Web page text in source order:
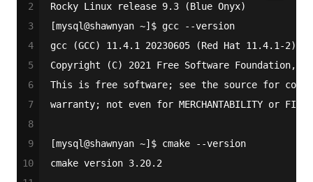
2
3
4
5
6
7
8
9
10
Rocky Linux release 9.3 (Blue Onyx)
[mysql@shawnyan ~]$ gcc --version
gcc (GCC) 11.4.1 20230605 (Red Hat 11.4.1-2)
Copyright (C) 2021 Free Software Foundation,
This is free software; see the source for
warranty; not even for MERCHANTABILITY or
[mysql@shawnyan ~]$ cmake --version
cmake version 3.20.2